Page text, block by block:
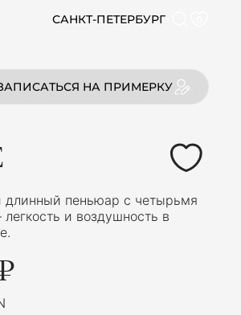
САНКТ-ПЕТЕРБУРГ
НА ПРИМЕРКУ
длинный пеньюар с четырьмя
и воздушность в